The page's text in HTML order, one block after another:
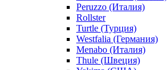
Peruzzo (Италия)
Rollster
Turtle (Турция)
Westfalia (Германия)
Menabo (Италия)
Thule (Швеция)